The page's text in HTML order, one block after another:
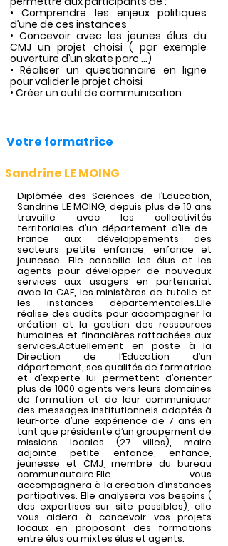
• Comprendre les enjeux politiques
d’une de ces instances
• Concevoir avec les jeunes élus du
CMJ un projet choisi ( par exemple
ouverture d’un skate parc ...)
• Réaliser un questionnaire en ligne
pour valider le projet choisi
• Créer un outil de communication
Votre formatrice
Sandrine LE MOING
Diplômée des Sciences de l’Education,
Sandrine LE MOING, depuis plus de 10 ans
travaille avec les collectivités
territoriales d’un département d’Ile-de-
France aux développements des
secteurs petite enfance, enfance et
jeunesse. Elle conseille les élus et les
agents pour développer de nouveaux
services aux usagers en partenariat
avec la CAF, les ministères de tutelle et
les instances départementales.Elle
réalise des audits pour accompagner la
création et la gestion des ressources
humaines et financières rattachées aux
services.Actuellement en poste à la
Direction de l’Education d’un
département, ses qualités de formatrice
et d’experte lui permettent d’orienter
plus de 1000 agents vers leurs domaines
de formation et de leur communiquer
des messages institutionnels adaptés à
leurForte d’une expérience de 7 ans en
tant que présidente d’un groupement de
missions locales (27 villes), maire
adjointe petite enfance, enfance,
jeunesse et CMJ, membre du bureau
communautaire.Elle vous
accompagnera à la création d’instances
partipatives. Elle analysera vos besoins (
des expertises sur site possibles), elle
vous aidera à concevoir vos projets
locaux en proposant des formations
entre élus ou mixtes élus et agents.